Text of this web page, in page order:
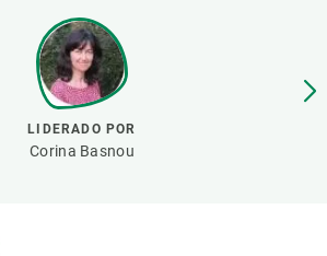
LIDERADO POR
Corina Basnou